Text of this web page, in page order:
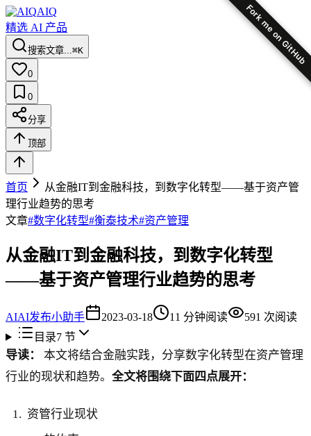
Fork me on GitHub
AIQ
精选 AI 产品
搜索文章...⌘K
0
0
分享
顶部
首页
从金融IT到金融科技，到数字化转型​——基于资产管
理行业趋势的思考
文章#数字化转型#衡泰技术#资产管理
从金融IT到金融科技，到数字化转型​
——基于资产管理行业趋势的思考
AIAI发布小助手 2023-03-18 11 分钟阅读 591 次阅读
目录7节
导读：
本文将结合金融实践，分享数字化转型在资产管理
行业的现状和趋势。 全文将围绕下面四点展开：
资管行业现状